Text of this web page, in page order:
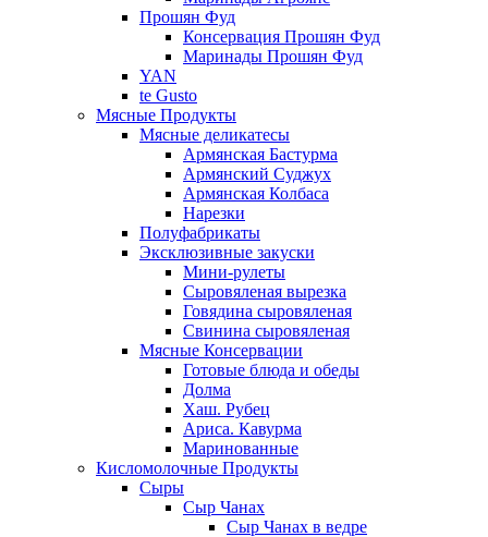
Прошян Фуд
Консервация Прошян Фуд
Маринады Прошян Фуд
YAN
te Gusto
Мясные Продукты
Мясные деликатесы
Армянская Бастурма
Армянский Суджух
Армянская Колбаса
Нарезки
Полуфабрикаты
Эксклюзивные закуски
Мини-рулеты
Сыровяленая вырезка
Говядина сыровяленая
Свинина сыровяленая
Мясные Консервации
Готовые блюда и обеды
Долма
Хаш. Рубец
Ариса. Кавурма
Маринованные
Кисломолочные Продукты
Сыры
Сыр Чанах
Сыр Чанах в ведре